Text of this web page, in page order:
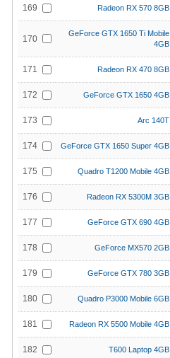
169 Radeon RX 570 8GB
170
GeForce GTX 1650 Ti Mobile
4GB
171 Radeon RX 470 8GB
172 GeForce GTX 1650 4GB
173 Arc 140T
174 GeForce GTX 1650 Super 4GB
175 Quadro T1200 Mobile 4GB
176 Radeon RX 5300M 3GB
177 GeForce GTX 690 4GB
178 GeForce MX570 2GB
179 GeForce GTX 780 3GB
180 Quadro P3000 Mobile 6GB
181 Radeon RX 5500 Mobile 4GB
182 T600 Laptop 4GB